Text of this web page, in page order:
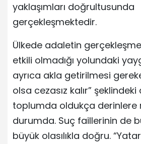
yaklaşımları doğrultusunda
gerçekleşmektedir.
Ülkede adaletin
etkili olmadığı yolundaki
ayrıca akla getirilmesi
olsa cezasız kalır” şeklindeki
toplumda oldukça derinlere
durumda. Suç faillerinin de
büyük olasılıkla doğru. “Yatar